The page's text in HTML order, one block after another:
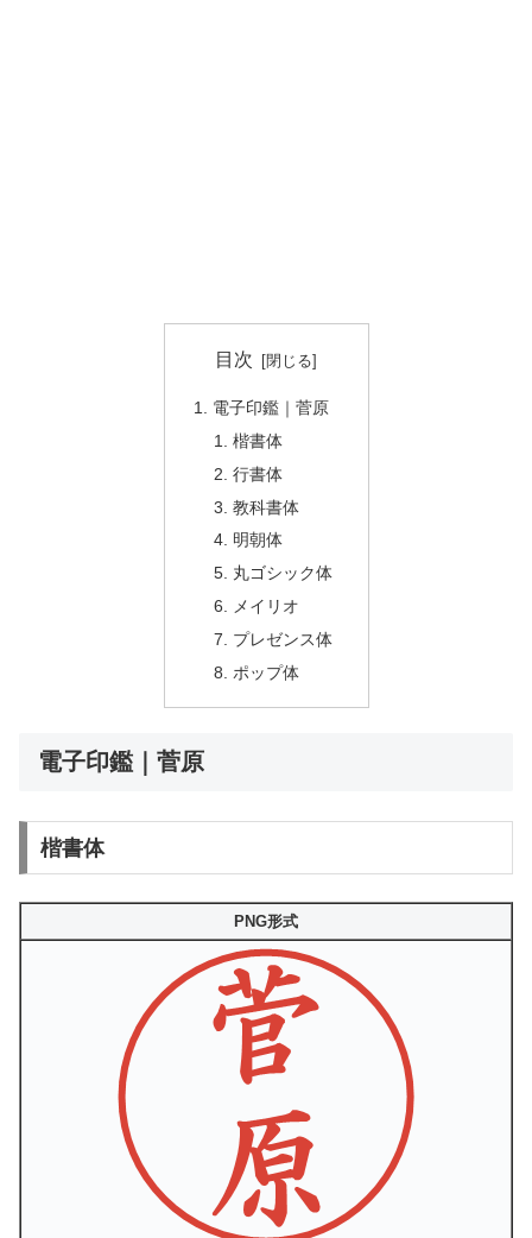
目次
電子印鑑｜菅原
楷書体
行書体
教科書体
明朝体
丸ゴシック体
メイリオ
プレゼンス体
ポップ体
電子印鑑｜菅原
楷書体
PNG形式